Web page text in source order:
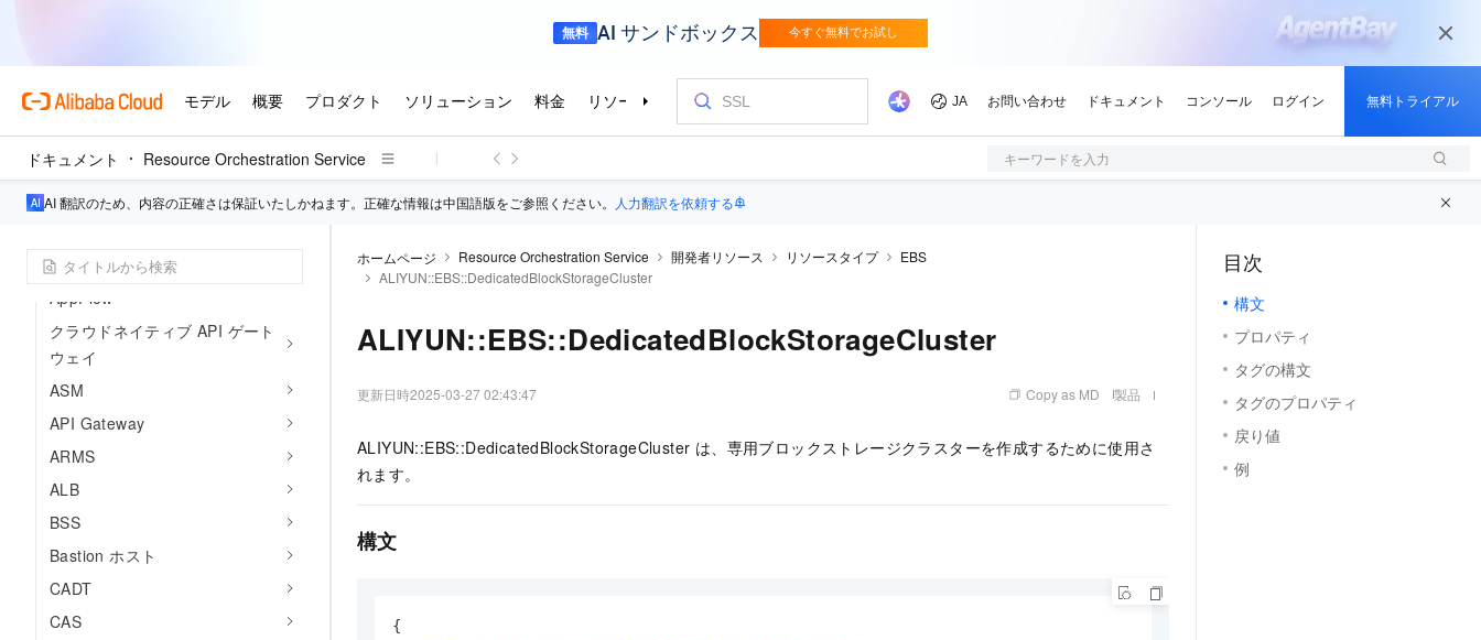
ドキュメント Resource Orchestration Service キーワードを入力
AI 翻訳のため、内容の正確さは保証いたしかねます。正確な情報は中国語版をご参照ください。 人力翻訳を依頼する
ADB
Lakehouse Edition
コンテンツ モデレーション
Queue
AppFlow
クラウドネイティブ API ゲート
ウェイ
ASM
API Gateway
ARMS
ALB
BSS
Bastion ホスト
CADT
CAS
ホームページ Resource Orchestration Service 開発者リソース リソースタイプ
EBS
ALIYUN::EBS::DedicatedBlockStorageCluster
ALIYUN::EBS::DedicatedBlockStorageCluster
更新日時2025-03-27 02:43:47 Copy as MD 製品
ALIYUN::EBS::DedicatedBlockStorageCluster は、専用ブロックストレージクラスターを作成するために使用さ
れます。
構文
{
目次
構文
プロパティ
タグの構文
タグのプロパティ
戻り値
例